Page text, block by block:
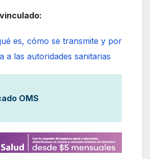
es, cómo se transmite y por
a las autoridades sanitarias
OMS